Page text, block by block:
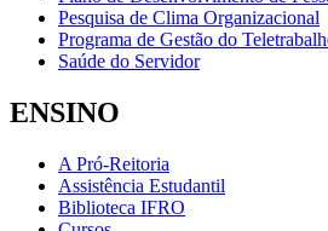
Pesquisa de Clima Organizacional
Programa de Gestão do
Saúde do Servidor
ENSINO
A Pró-Reitoria
Assistência Estudantil
Biblioteca IFRO